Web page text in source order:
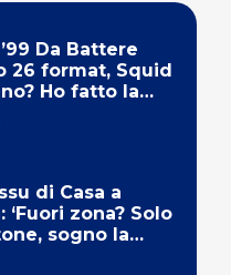
Da Battere
26 format, Squid
Ho fatto la
di Casa a
‘Fuori zona? Solo
sogno la